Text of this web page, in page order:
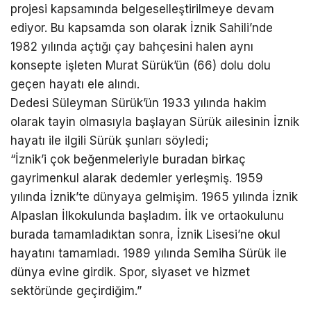
projesi kapsamında belgeselleştirilmeye devam
ediyor. Bu kapsamda son olarak İznik Sahili’nde
1982 yılında açtığı çay bahçesini halen aynı
konsepte işleten Murat Sürük’ün (66) dolu dolu
geçen hayatı ele alındı.
Dedesi Süleyman Sürük’ün 1933 yılında hakim
olarak tayin olmasıyla başlayan Sürük ailesinin İznik
hayatı ile ilgili Sürük şunları söyledi;
“İznik’i çok beğenmeleriyle buradan birkaç
gayrimenkul alarak dedemler yerleşmiş. 1959
yılında İznik’te dünyaya gelmişim. 1965 yılında İznik
Alpaslan İlkokulunda başladım. İlk ve ortaokulunu
burada tamamladıktan sonra, İznik Lisesi’ne okul
hayatını tamamladı. 1989 yılında Semiha Sürük ile
dünya evine girdik. Spor, siyaset ve hizmet
sektöründe geçirdiğim.”